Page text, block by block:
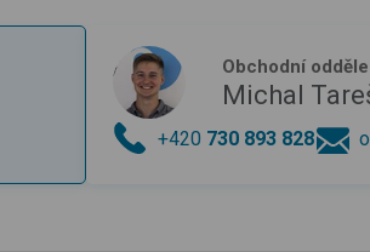
Obchodní
Michal
+420 730 893 828